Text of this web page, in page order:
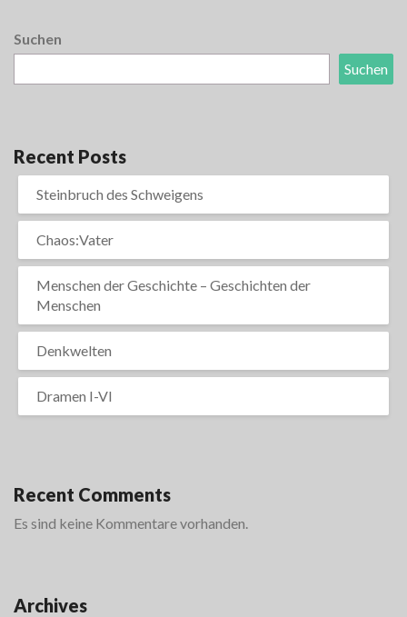
Suchen
Suchen
Recent Posts
Steinbruch des Schweigens
Chaos:Vater
Menschen der Geschichte – Geschichten der
Menschen
Denkwelten
Dramen I-VI
Recent Comments
Es sind keine Kommentare vorhanden.
Archives